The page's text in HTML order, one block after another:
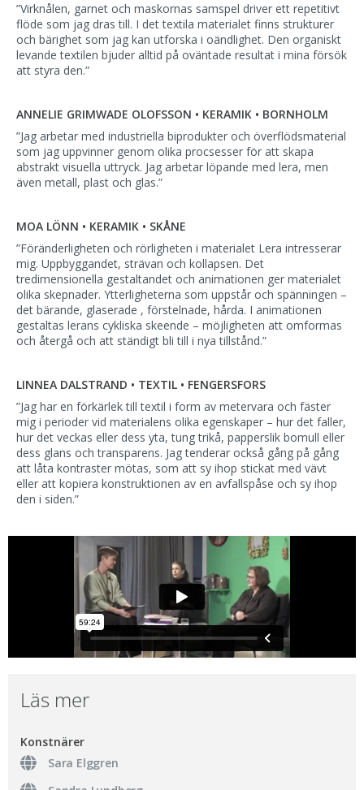
”Virknålen, garnet och maskornas samspel driver ett repetitivt
flöde som jag dras till. I det textila materialet finns strukturer
och bärighet som jag kan utforska i oändlighet. Den organiskt
levande textilen bjuder alltid på oväntade resultat i mina försök
att styra den.”
ANNELIE GRIMWADE OLOFSSON • KERAMIK • BORNHOLM
”Jag arbetar med industriella biprodukter och överflödsmaterial
som jag uppvinner genom olika procsesser för att skapa
abstrakt visuella uttryck. Jag arbetar löpande med lera, men
även metall, plast och glas.”
MOA LÖNN • KERAMIK • SKÅNE
”Föränderligheten och rörligheten i materialet Lera intresserar
mig. Uppbyggandet, strävan och kollapsen. Det
tredimensionella gestaltandet och animationen ger materialet
olika skepnader. Ytterligheterna som uppstår och spänningen –
det bärande, glaserade , förstelnade, hårda. I animationen
gestaltas lerans cykliska skeende – möjligheten att omformas
och återgå och att ständigt bli till i nya tillstånd.”
LINNEA DALSTRAND • TEXTIL • FENGERSFORS
”Jag har en förkärlek till textil i form av metervara och fäster
mig i perioder vid materialens olika egenskaper – hur det faller,
hur det veckas eller dess yta, tung trikå, papperslik bomull eller
dess glans och transparens. Jag tenderar också gång på gång
att låta kontraster mötas, som att sy ihop stickat med vävt
eller att kopiera konstruktionen av en avfallspåse och sy ihop
den i siden.”
Läs mer
Konstnärer
Sara Elggren